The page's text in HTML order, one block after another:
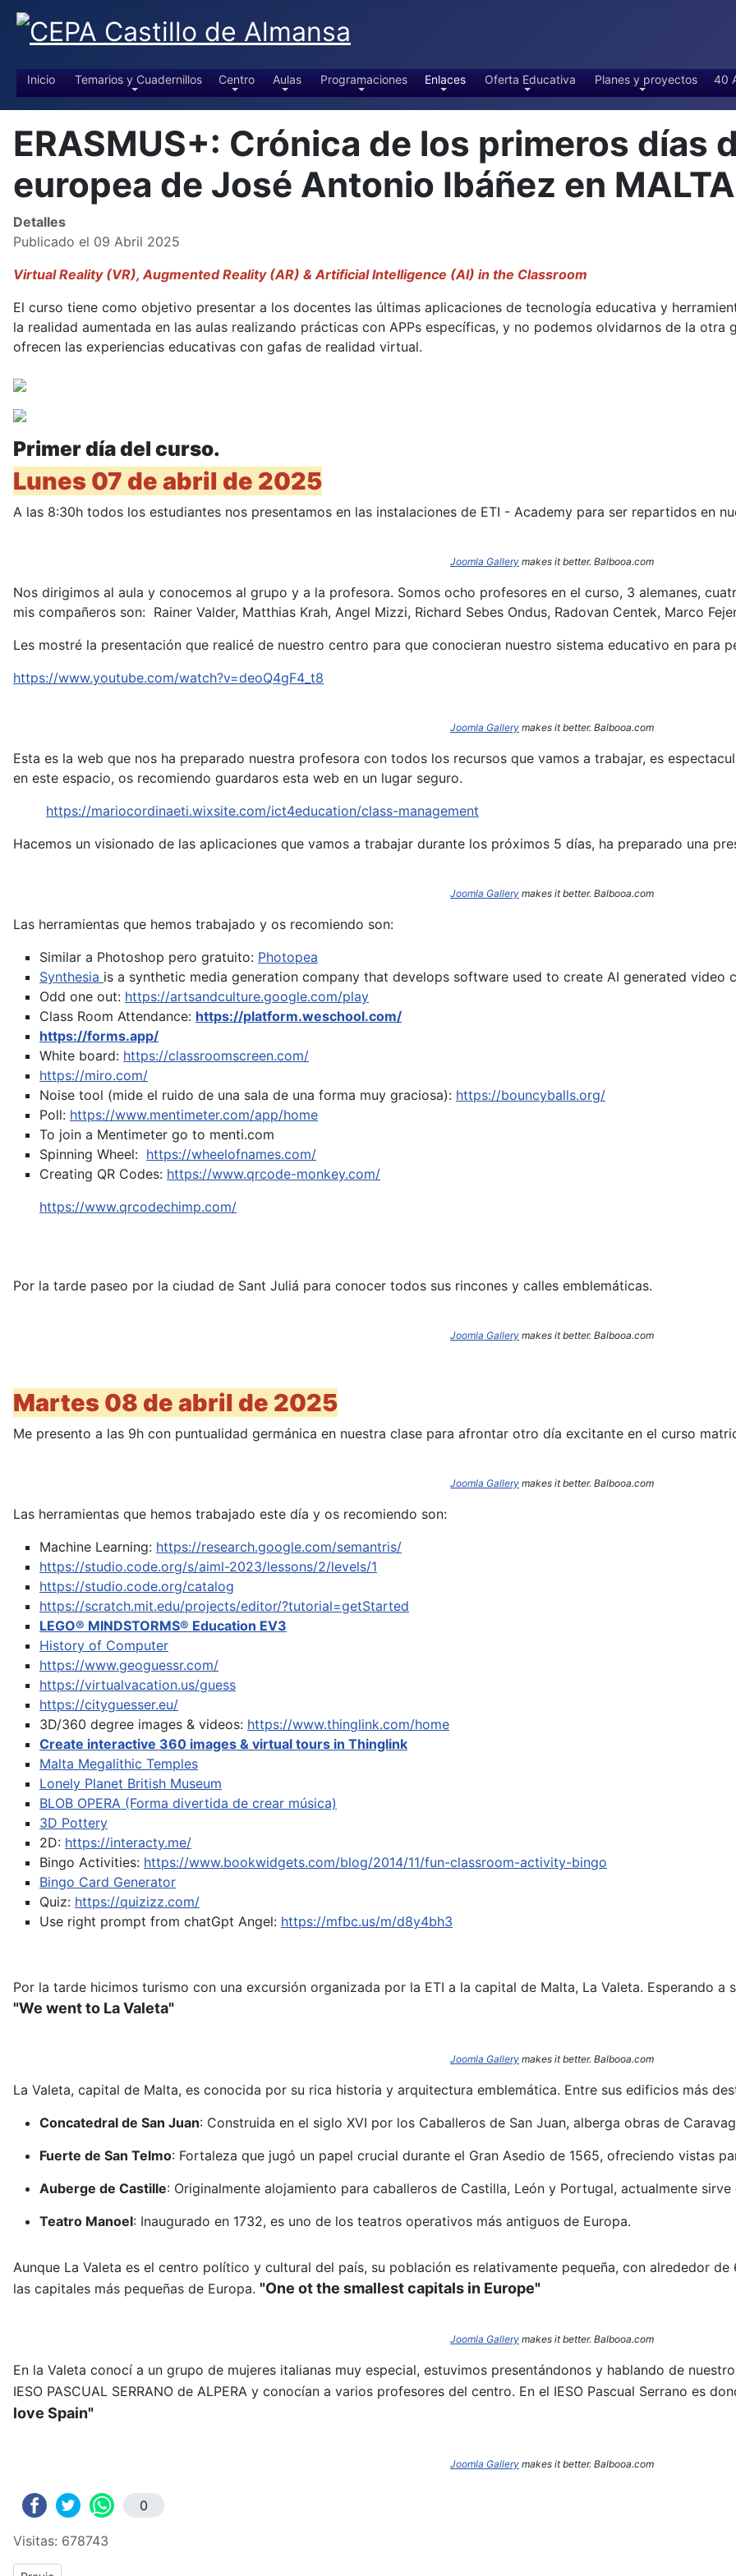
Inicio Temarios y Cuadernillos Centro Aulas Programaciones Enlaces Oferta Educativa Planes y proyectos 40
ERASMUS+: Crónica de los primeros días
europea de José Antonio Ibáñez en
Detalles
Publicado el 09 Abril 2025
Virtual Reality (VR), Augmented Reality (AR) & Artificial Intelligence (AI) in the Classroom
El curso tiene como objetivo presentar a los docentes las últimas aplicaciones de tecnología educativa y
la realidad aumentada en las aulas realizando prácticas con APPs específicas, y no podemos olvidarnos de la
ofrecen las experiencias educativas con gafas de realidad virtual.
Primer día del curso.
Lunes 07 de abril de 2025
A las 8:30h todos los estudiantes nos presentamos en las instalaciones de ETI - Academy para ser repartidos en
Joomla Gallery makes it better. Balbooa.com
Nos dirigimos al aula y conocemos al grupo y a la profesora. Somos ocho profesores en el curso, 3 alemanes,
mis compañeros son: Rainer Valder, Matthias Krah, Angel Mizzi, Richard Sebes Ondus, Radovan Centek, Marco
Les mostré la presentación que realicé de nuestro centro para que conocieran nuestro sistema educativo en para
https://www.youtube.com/watch?v=deoQ4gF4_t8
Joomla Gallery makes it better. Balbooa.com
Esta es la web que nos ha preparado nuestra profesora con todos los recursos que vamos a trabajar, es
en este espacio, os recomiendo guardaros esta web en un lugar seguro.
https://mariocordinaeti.wixsite.com/ict4education/class-management
Hacemos un visionado de las aplicaciones que vamos a trabajar durante los próximos 5 días, ha preparado una
Joomla Gallery makes it better. Balbooa.com
Las herramientas que hemos trabajado y os recomiendo son:
Similar a Photoshop pero gratuito: Photopea
Synthesia is a synthetic media generation company that develops software used to create AI generated video
Odd one out: https://artsandculture.google.com/play
Class Room Attendance: https://platform.weschool.com/
https://forms.app/
White board: https://classroomscreen.com/
https://miro.com/
Noise tool (mide el ruido de una sala de una forma muy graciosa): https://bouncyballs.org/
Poll: https://www.mentimeter.com/app/home
To join a Mentimeter go to menti.com
Spinning Wheel: https://wheelofnames.com/
Creating QR Codes: https://www.qrcode-monkey.com/
https://www.qrcodechimp.com/
Por la tarde paseo por la ciudad de Sant Juliá para conocer todos sus rincones y calles emblemáticas.
Joomla Gallery makes it better. Balbooa.com
Martes 08 de abril de 2025
Me presento a las 9h con puntualidad germánica en nuestra clase para afrontar otro día excitante en el curso
Joomla Gallery makes it better. Balbooa.com
Las herramientas que hemos trabajado este día y os recomiendo son:
Machine Learning: https://research.google.com/semantris/
https://studio.code.org/s/aiml-2023/lessons/2/levels/1
https://studio.code.org/catalog
https://scratch.mit.edu/projects/editor/?tutorial=getStarted
LEGO® MINDSTORMS® Education EV3
History of Computer
https://www.geoguessr.com/
https://virtualvacation.us/guess
https://cityguesser.eu/
3D/360 degree images & videos: https://www.thinglink.com/home
Create interactive 360 images & virtual tours in Thinglink
Malta Megalithic Temples
Lonely Planet British Museum
BLOB OPERA (Forma divertida de crear música)
3D Pottery
2D: https://interacty.me/
Bingo Activities: https://www.bookwidgets.com/blog/2014/11/fun-classroom-activity-bingo
Bingo Card Generator
Quiz: https://quizizz.com/
Use right prompt from chatGpt Angel: https://mfbc.us/m/d8y4bh3
Por la tarde hicimos turismo con una excursión organizada por la ETI a la capital de Malta, La Valeta. Esperando
"We went to La Valeta"
Joomla Gallery makes it better. Balbooa.com
La Valeta, capital de Malta, es conocida por su rica historia y arquitectura emblemática. Entre sus edificios más
Concatedral de San Juan: Construida en el siglo XVI por los Caballeros de San Juan, alberga obras de
Fuerte de San Telmo: Fortaleza que jugó un papel crucial durante el Gran Asedio de 1565, ofreciendo vistas
Auberge de Castille: Originalmente alojamiento para caballeros de Castilla, León y Portugal, actualmente
Teatro Manoel: Inaugurado en 1732, es uno de los teatros operativos más antiguos de Europa.
Aunque La Valeta es el centro político y cultural del país, su población es relativamente pequeña, con alrededor
las capitales más pequeñas de Europa. "One ot the smallest capitals in Europe"
Joomla Gallery makes it better. Balbooa.com
En la Valeta conocí a un grupo de mujeres italianas muy especial, estuvimos presentándonos y hablando de
IESO PASCUAL SERRANO de ALPERA y conocían a varios profesores del centro. En el IESO Pascual Serrano es
love Spain"
Joomla Gallery makes it better. Balbooa.com
0
Visitas: 678743